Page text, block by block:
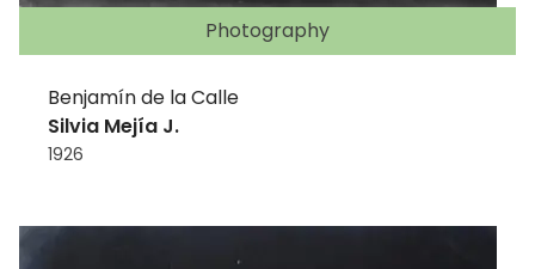
Photography
Benjamín de la Calle
Silvia Mejía J.
1926